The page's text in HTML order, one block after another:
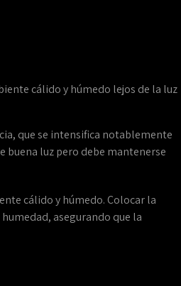
cálido y húmedo lejos de la luz
que se intensifica notablemente
buena luz pero debe mantenerse
cálido y húmedo. Colocar la
asegurando que la